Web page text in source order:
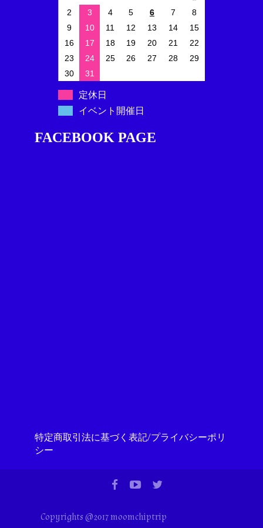
2
3 4 5 6 7
8
9
10 11 12 13 14
15
16
17 18 19 20 21
22
23
24 25 26 27 28
29
30
31
定休日
イベント開催日
FACEBOOK PAGE
特定商取引法に基づく表記/プライバシーポリ
シー
Copyrights @2017 moomchiptrip